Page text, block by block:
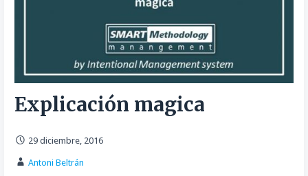
Explicación magica
29 diciembre, 2016
Antoni Beltrán